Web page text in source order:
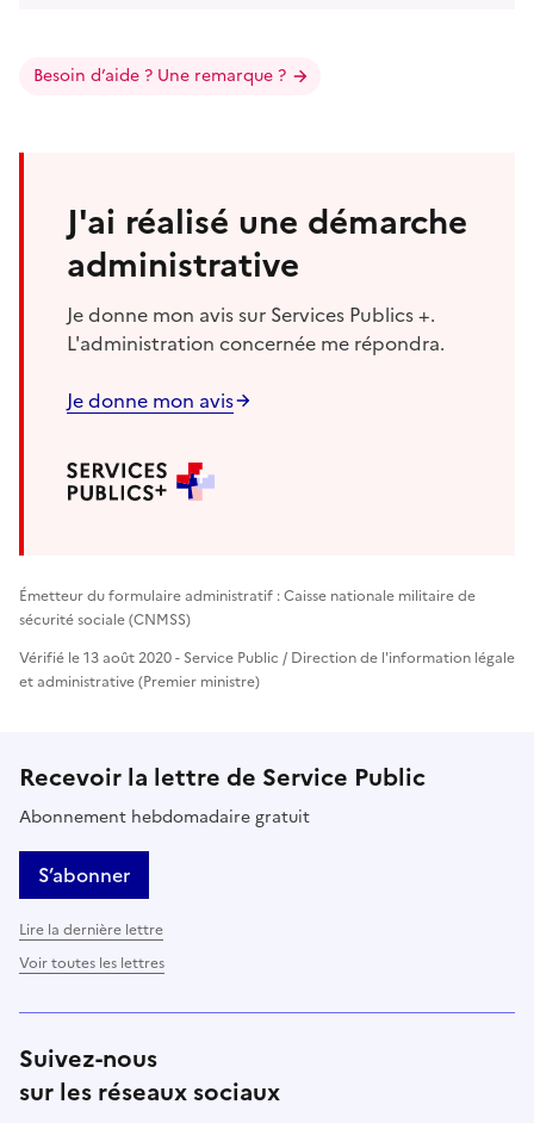
Besoin d’aide ? Une remarque ?
J'ai réalisé une démarche
administrative
Je donne mon avis sur Services Publics +.
L'administration concernée me répondra.
Je donne mon avis
Émetteur du formulaire administratif : Caisse nationale militaire de
sécurité sociale (CNMSS)
Vérifié le 13 août 2020 - Service Public / Direction de l'information légale
et administrative (Premier ministre)
Recevoir la lettre de Service Public
Abonnement hebdomadaire gratuit
S’abonner
Lire la dernière lettre
Voir toutes les lettres
Suivez-nous
sur les réseaux sociaux